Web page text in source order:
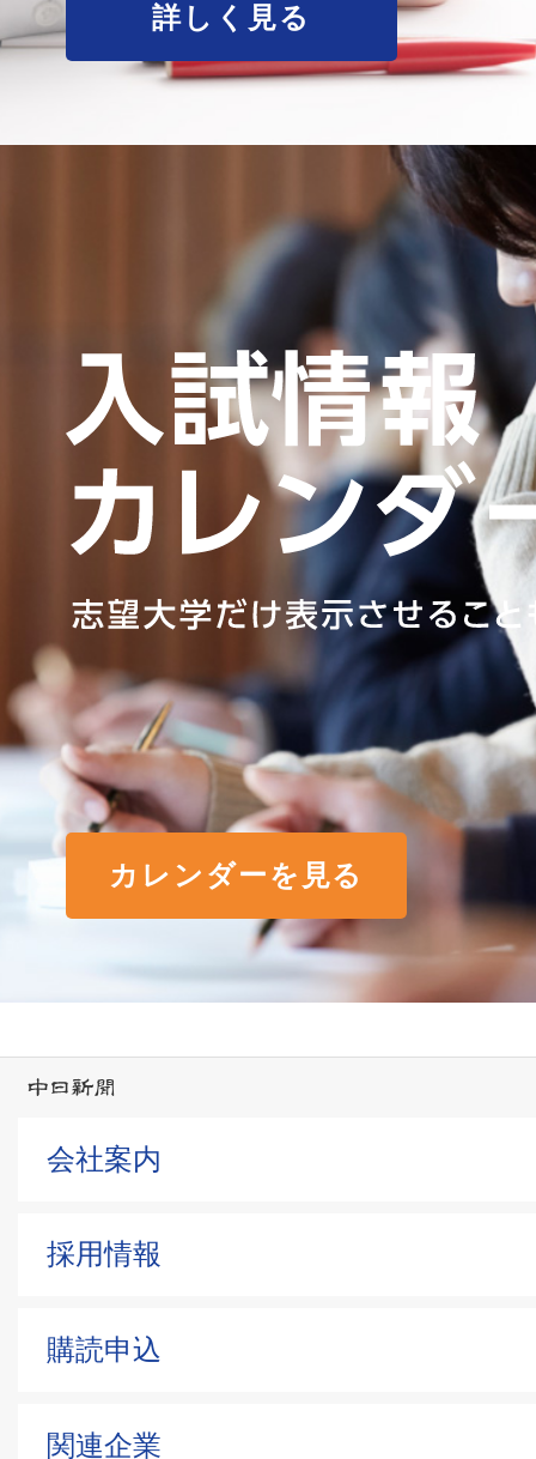
詳しく見る
カレンダーを見る
会社案内
採用情報
購読申込
関連企業